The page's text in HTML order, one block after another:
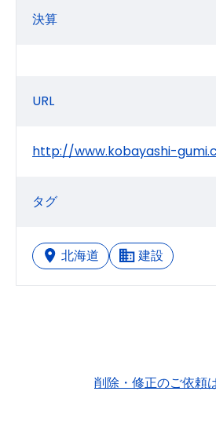
決算
URL
http://www.kobayashi-
タグ
北海道 建設
削除・修正のご依頼